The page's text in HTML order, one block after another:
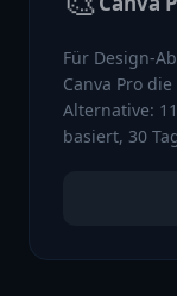
Für Design-
Canva Pro
Alternative:
basiert, 30